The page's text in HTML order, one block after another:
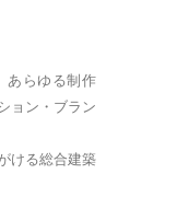
あらゆる制作
ョン・ブラン
ける総合建築